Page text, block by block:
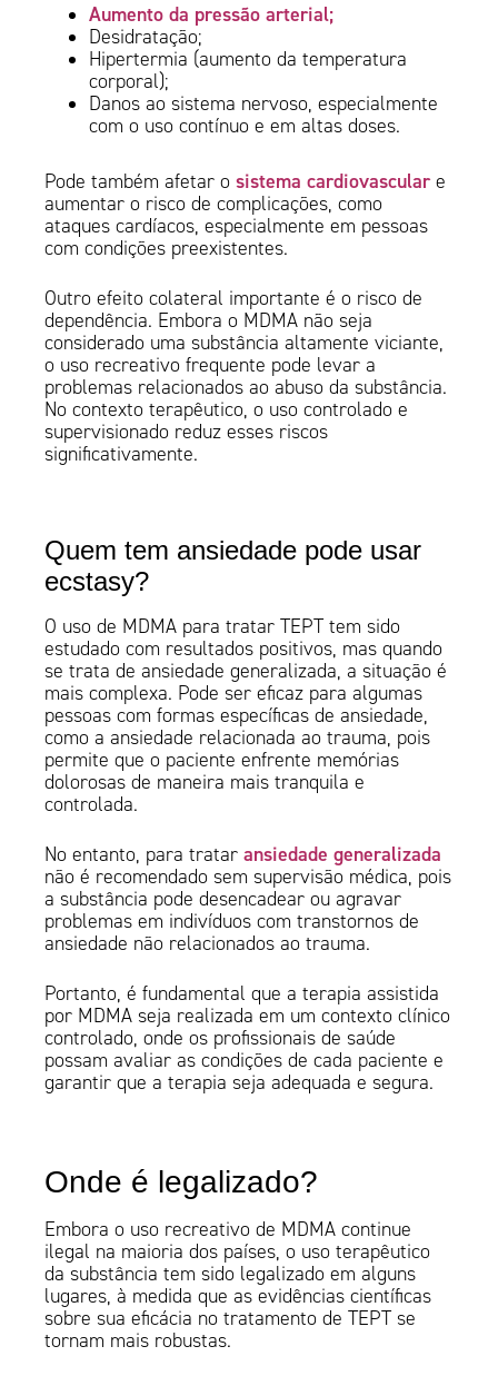
Aumento da pressão arterial;
Desidratação;
Hipertermia (aumento da temperatura
corporal);
Danos ao sistema nervoso, especialmente
com o uso contínuo e em altas doses.
Pode também afetar osistema cardiovasculare
aumentar o risco de complicações, como
ataques cardíacos, especialmente em pessoas
com condições preexistentes.
Outro efeito colateral importante é o risco de
dependência. Embora o MDMA não seja
considerado uma substância altamente viciante,
o uso recreativo frequente pode levar a
problemas relacionados ao abuso da substância.
No contexto terapêutico, o uso controlado e
supervisionado reduz esses riscos
significativamente.
Quem tem ansiedade pode usar
ecstasy?
O uso de MDMA para tratar TEPT tem sido
estudado com resultados positivos, mas quando
se trata de ansiedade generalizada, a situação é
mais complexa. Pode ser eficaz para algumas
pessoas com formas específicas de ansiedade,
como a ansiedade relacionada ao trauma, pois
permite que o paciente enfrente memórias
dolorosas de maneira mais tranquila e
controlada.
No entanto, para trataransiedade generalizada
não é recomendado sem supervisão médica, pois
a substância pode desencadear ou agravar
problemas em indivíduos com transtornos de
ansiedade não relacionados ao trauma.
Portanto, é fundamental que a terapia assistida
por MDMA seja realizada em um contexto clínico
controlado, onde os profissionais de saúde
possam avaliar as condições de cada paciente e
garantir que a terapia seja adequada e segura.
Onde é legalizado?
Embora o uso recreativo de MDMA continue
ilegal na maioria dos países, o uso terapêutico
da substância tem sido legalizado em alguns
lugares, à medida que as evidências científicas
sobre sua eficácia no tratamento de TEPT se
tornam mais robustas.